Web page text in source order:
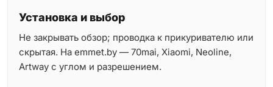
Установка и выбор
Не закрывать обзор; проводка к прикуривателю или
скрытая. На emmet.by — 70mai, Xiaomi, Neoline,
Artway с углом и разрешением.